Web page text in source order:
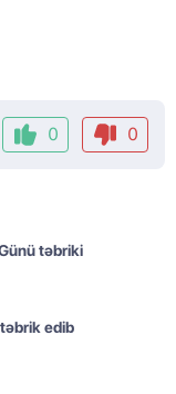
0 0
təbriki
edib